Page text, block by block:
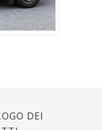
DEI